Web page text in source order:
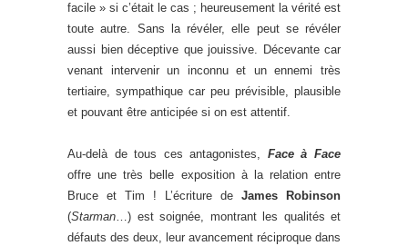
facile » si c’était le cas ; heureusement la vérité est
toute autre. Sans la révéler, elle peut se révéler
aussi bien déceptive que jouissive. Décevante car
venant intervenir un inconnu et un ennemi très
tertiaire, sympathique car peu prévisible, plausible
et pouvant être anticipée si on est attentif.
Au-delà de tous ces antagonistes, Face à Face
offre une très belle exposition à la relation entre
Bruce et Tim ! L’écriture de James Robinson
(Starman…) est soignée, montrant les qualités et
défauts des deux, leur avancement réciproque dans